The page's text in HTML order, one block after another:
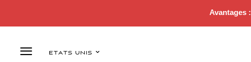
Avantages :
ETATS UNIS